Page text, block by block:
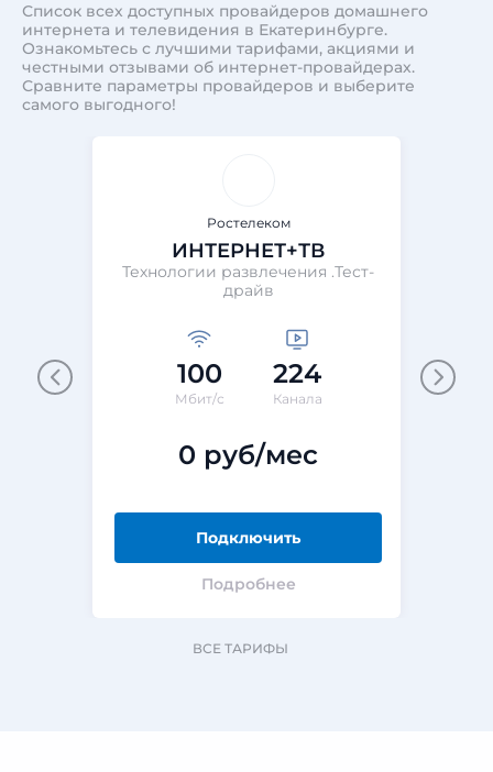
Список всех доступных провайдеров домашнего
интернета и телевидения в Екатеринбурге.
Ознакомьтесь с лучшими тарифами, акциями и
честными отзывами об интернет-провайдерах.
Сравните параметры провайдеров и выберите
самого выгодного!
Ростелеком
ИНТЕРНЕТ+ТВ
Технологии развлечения .Тест-
драйв
100
Мбит/с
224
Канала
0 руб/мес
Подключить
Подробнее
ВСЕ ТАРИФЫ